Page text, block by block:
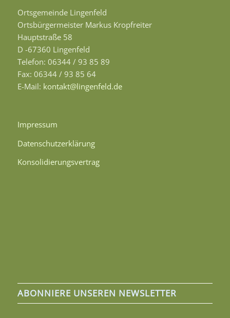
Ortsgemeinde Lingenfeld
Ortsbürgermeister Markus Kropfreiter
Hauptstraße 58
D -67360 Lingenfeld
Telefon: 06344 / 93 85 89
Fax: 06344 / 93 85 64
E-Mail: kontakt@lingenfeld.de
Impressum
Datenschutzerklärung
Konsolidierungsvertrag
ABONNIERE UNSEREN NEWSLETTER